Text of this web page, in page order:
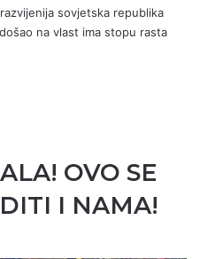
sovjetska republika
na vlast ima stopu rasta
OVO SE
I NAMA!